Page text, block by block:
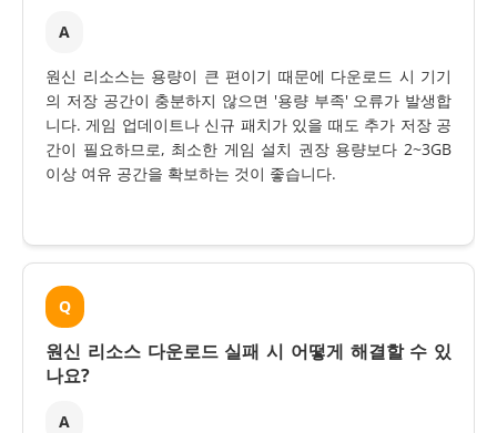
A
원신 리소스는 용량이 큰 편이기 때문에 다운로드 시 기기
의 저장 공간이 충분하지 않으면 '용량 부족' 오류가 발생합
니다. 게임 업데이트나 신규 패치가 있을 때도 추가 저장 공
간이 필요하므로, 최소한 게임 설치 권장 용량보다 2~3GB
이상 여유 공간을 확보하는 것이 좋습니다.
Q
원신 리소스 다운로드 실패 시 어떻게 해결할 수 있
나요?
A